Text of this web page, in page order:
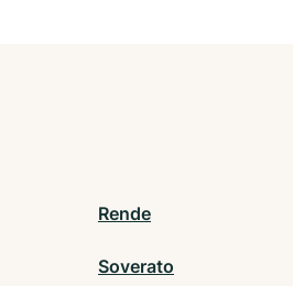
Rende
Soverato